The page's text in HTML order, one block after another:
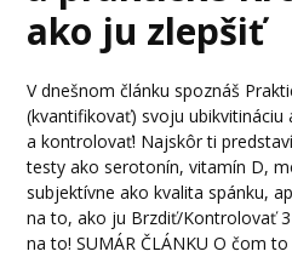
ako ju zlepšiť
V dnešnom článku spoznáš
(kvantifikovať) svoju ubikvitináciu
a kontrolovať! Najskôr ti
testy ako serotonín, vitamín D,
subjektívne ako kvalita spánku,
na to, ako ju Brzdiť/Kontrolovať
na to! SUMÁR ČLÁNKU O čom